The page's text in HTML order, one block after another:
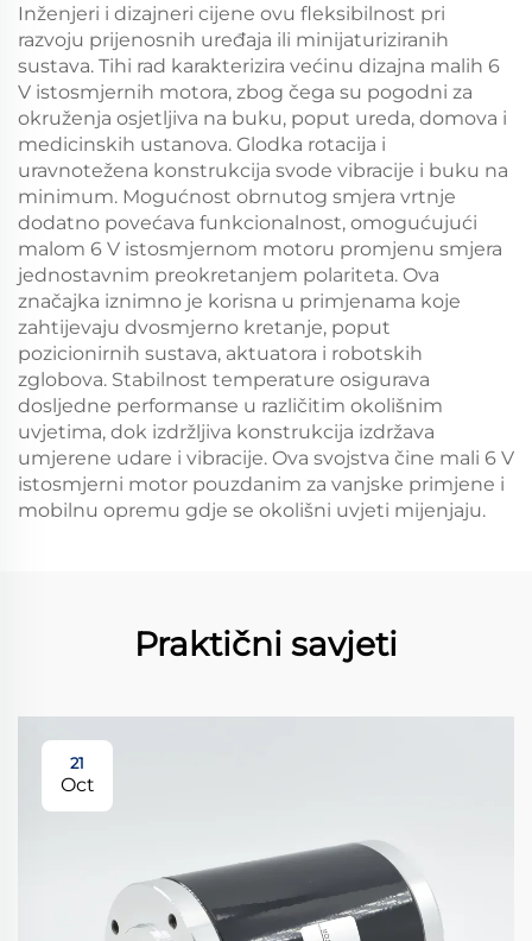
Inženjeri i dizajneri cijene ovu fleksibilnost pri
razvoju prijenosnih uređaja ili minijaturiziranih
sustava. Tihi rad karakterizira većinu dizajna malih 6
V istosmjernih motora, zbog čega su pogodni za
okruženja osjetljiva na buku, poput ureda, domova i
medicinskih ustanova. Glodka rotacija i
uravnotežena konstrukcija svode vibracije i buku na
minimum. Mogućnost obrnutog smjera vrtnje
dodatno povećava funkcionalnost, omogućujući
malom 6 V istosmjernom motoru promjenu smjera
jednostavnim preokretanjem polariteta. Ova
značajka iznimno je korisna u primjenama koje
zahtijevaju dvosmjerno kretanje, poput
pozicionirnih sustava, aktuatora i robotskih
zglobova. Stabilnost temperature osigurava
dosljedne performanse u različitim okolišnim
uvjetima, dok izdržljiva konstrukcija izdržava
umjerene udare i vibracije. Ova svojstva čine mali 6 V
istosmjerni motor pouzdanim za vanjske primjene i
mobilnu opremu gdje se okolišni uvjeti mijenjaju.
Praktični savjeti
21
Oct